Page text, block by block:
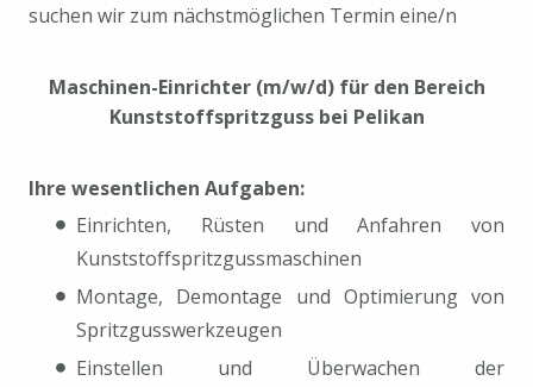
suchen wir zum nächstmöglichen Termin eine/n
Maschinen-Einrichter (m/w/d) für den Bereich
Kunststoffspritzguss bei Pelikan
Ihre wesentlichen Aufgaben:
Einrichten, Rüsten und Anfahren von
Kunststoffspritzgussmaschinen
Montage, Demontage und Optimierung von
Spritzgusswerkzeugen
Einstellen und Überwachen der